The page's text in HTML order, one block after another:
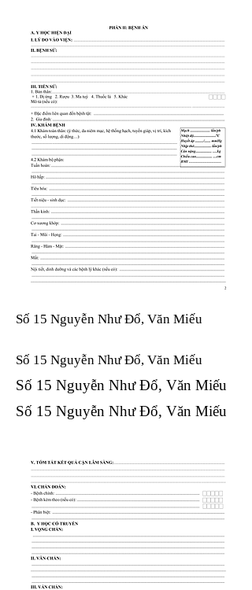
Số 15 Nguyễn Như Đổ, Văn Miếu
Số 15 Nguyễn Như Đổ, Văn Miếu​​​​
Số 15 Nguyễn Như Đổ, Văn Miếu​​​​
Số 15 Nguyễn Như Đổ, Văn Miếu​​​​